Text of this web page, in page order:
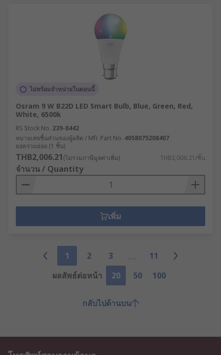
ไม่พร้อมจำหน่ายในตอนนี้
Osram 9 W B22D LED Smart Bulb, Blue, Green, Red,
White, 6500k
RS Stock No. 239-8442
หมายเลขชิ้นส่วนของผู้ผลิต / Mfr. Part No. 4058075208407
ยอดรวมย่อย (1 ชิ้น)
THB2,006.21(ไม่รวมภาษีมูลค่าเพิ่ม) THB2,006.21/ชิ้น
จำนวน / Quantity
เพิ่ม
1 2 3
11
ผลลัพธ์ต่อหน้า
20 50 100
กลับไปด้านบน